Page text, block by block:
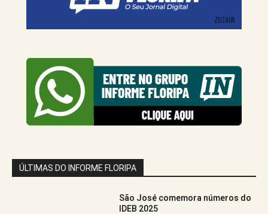
ÚLTIMAS DO INFORME FLORIPA
São José comemora números do
IDEB 2025